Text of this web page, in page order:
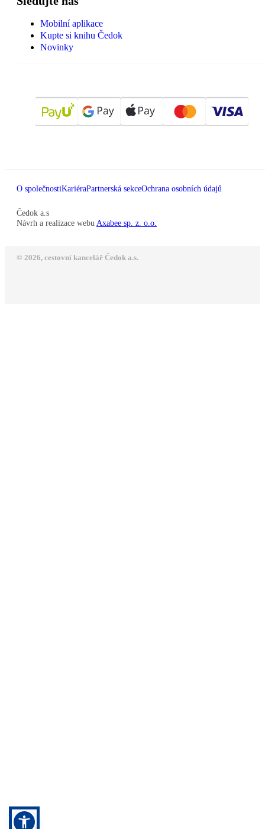
Mobilní aplikace
Kupte si knihu Čedok
Novinky
O společnostiKariéraPartnerská sekceOchrana osobních údajů
Čedok a.s
Návrh a realizace webu Axabee sp. z. o.o.
© 2026, cestovní kancelář Čedok a.s.